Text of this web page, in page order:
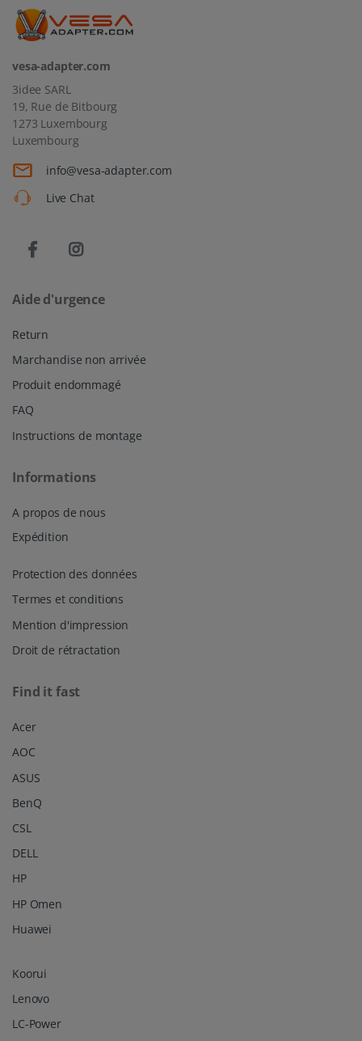
vesa-adapter.com
3idee SARL
19, Rue de Bitbourg
1273 Luxembourg
Luxembourg
info@vesa-adapter.com
Live Chat
Aide d'urgence
Return
Marchandise non arrivée
Produit endommagé
FAQ
Instructions de montage
Informations
A propos de nous
Expédition
Protection des données
Termes et conditions
Mention d'impression
Droit de rétractation
Find it fast
Acer
AOC
ASUS
BenQ
CSL
DELL
HP
HP Omen
Huawei
Koorui
Lenovo
LC-Power